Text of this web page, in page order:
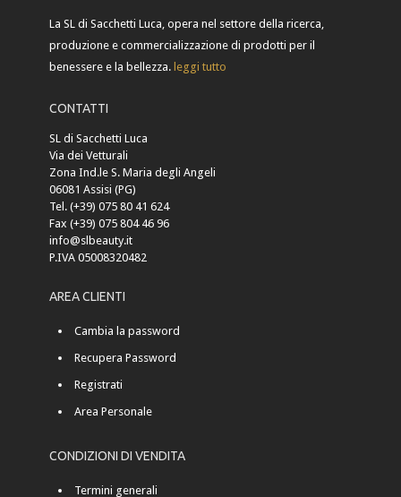
La SL di Sacchetti Luca, opera nel settore della ricerca,
produzione e commercializzazione di prodotti per il
benessere e la bellezza. leggi tutto
CONTATTI
SL di Sacchetti Luca
Via dei Vetturali
Zona Ind.le S. Maria degli Angeli
06081 Assisi (PG)
Tel. (+39) 075 80 41 624
Fax (+39) 075 804 46 96
info@slbeauty.it
P.IVA 05008320482
AREA CLIENTI
Cambia la password
Recupera Password
Registrati
Area Personale
CONDIZIONI DI VENDITA
Termini generali